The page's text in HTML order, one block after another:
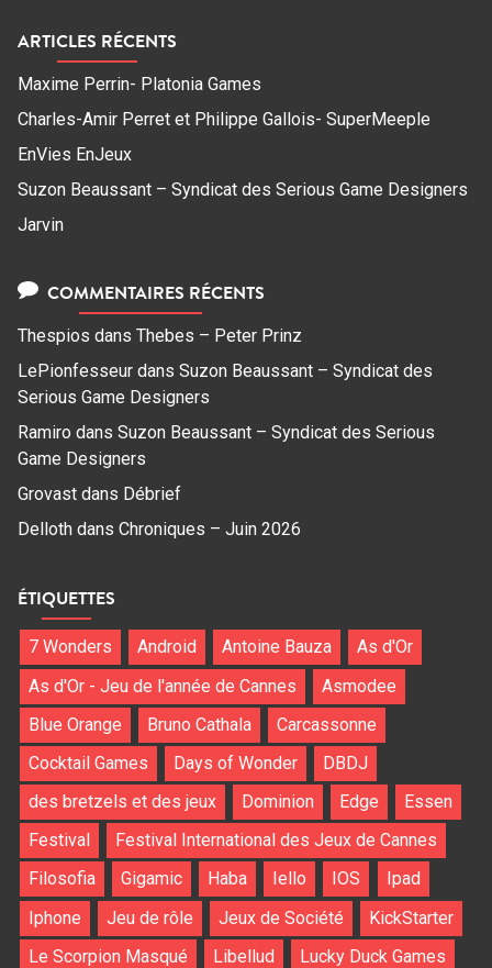
ARTICLES RÉCENTS
Maxime Perrin- Platonia Games
Charles-Amir Perret et Philippe Gallois- SuperMeeple
EnVies EnJeux
Suzon Beaussant – Syndicat des Serious Game Designers
Jarvin
COMMENTAIRES RÉCENTS
Thespios dans Thebes – Peter Prinz
LePionfesseur dans Suzon Beaussant – Syndicat des
Serious Game Designers
Ramiro dans Suzon Beaussant – Syndicat des Serious
Game Designers
Grovast dans Débrief
Delloth dans Chroniques – Juin 2026
ÉTIQUETTES
7 Wonders Android Antoine Bauza
As d'Or
As d'Or - Jeu de l'année de Cannes
Asmodee
Blue Orange
Bruno Cathala
Carcassonne
Cocktail Games
Days of Wonder
DBDJ
des bretzels et des jeux
Dominion Edge
Essen
Festival
Festival International des Jeux de Cannes
Filosofia
Gigamic Haba Iello IOS
Ipad
Iphone
Jeu de rôle Jeux de Société
KickStarter
Le Scorpion Masqué
Libellud Lucky Duck Games